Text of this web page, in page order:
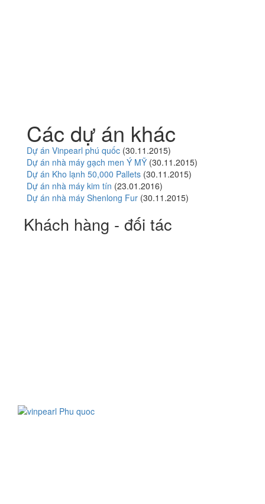
Các dự án khác
Dự án Vinpearl phú quốc (30.11.2015)
Dự án nhà máy gạch men Ý MỸ (30.11.2015)
Dự án Kho lạnh 50,000 Pallets (30.11.2015)
Dự án nhà máy kim tín (23.01.2016)
Dự án nhà máy Shenlong Fur (30.11.2015)
Khách hàng - đối tác